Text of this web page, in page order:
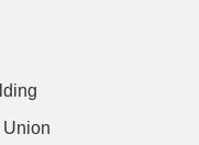
Union